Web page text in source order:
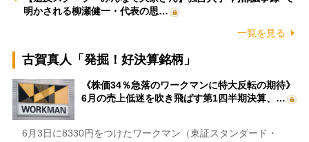
明かされる柳瀬健一・代表の思…
一覧を見る
古賀真人「発掘！好決算銘柄」
《株価34％急落のワークマンに特大反転の期待》
6月の売上低迷を吹き飛ばす第1四半期決算、…
6月3日に8330円をつけたワークマン（東証スタンダード・